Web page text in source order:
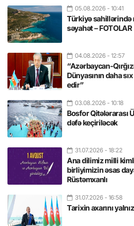
05.08.2026 - 10:41
Türkiyə
səyahət – FOTOLAR
04.08.2026 - 12:57
“Azərbaycan-
Dünyasının daha
edir”
03.08.2026 - 10:18
Bosfor Qitələrarası
dəfə keçiriləcək
31.07.2026 - 18:22
Ana dilimiz milli
birliyimizin əsas
Rüstəmxanlı
31.07.2026 - 16:58
Tarixin axarını